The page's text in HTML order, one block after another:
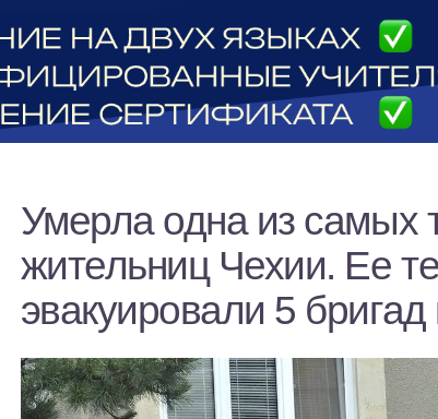
Умерла одна из самых
жительниц Чехии. Ее
эвакуировали 5